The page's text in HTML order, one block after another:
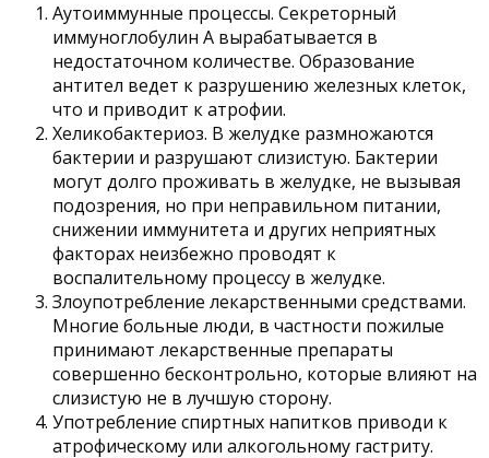
Аутоиммунные процессы. Секреторный
иммуноглобулин А вырабатывается в
недостаточном количестве. Образование
антител ведет к разрушению железных клеток,
что и приводит к атрофии.
Хеликобактериоз. В желудке размножаются
бактерии и разрушают слизистую. Бактерии
могут долго проживать в желудке, не вызывая
подозрения, но при неправильном питании,
снижении иммунитета и других неприятных
факторах неизбежно проводят к
воспалительному процессу в желудке.
Злоупотребление лекарственными средствами.
Многие больные люди, в частности пожилые
принимают лекарственные препараты
совершенно бесконтрольно, которые влияют на
слизистую не в лучшую сторону.
Употребление спиртных напитков приводи к
атрофическому или алкогольному гастриту.